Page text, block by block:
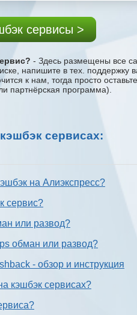
сервисы >
- Здесь размещены все
напишите в тех.
к нам, тогда просто
партнёрская программа).
сервисах:
на Алиэкспресс?
сервис?
или развод?
обман или развод?
- обзор и инструкция
кэшбэк сервисах?